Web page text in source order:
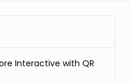
Interactive with QR